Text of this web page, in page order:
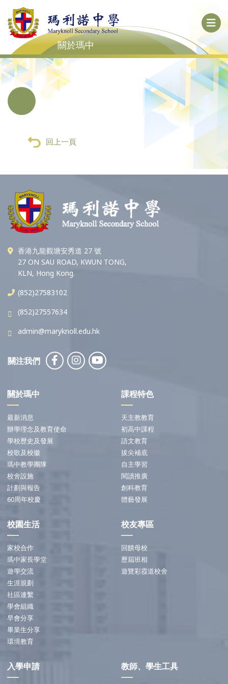
關於瑪中
回上一頁
香港九龍觀塘安秀道 27 號
27 ON SAU ROAD, KWUN TONG,
KLN, Hong Kong.
(852)27583102
(852)27557634
admin@maryknoll.edu.hk
關注我們
關於瑪中
最新消息
辦學理念及教育使命
學校歷史及發展
校歌及校徽
瑪中教學團隊
校舍設施
計劃與報告
60周年校慶
課程特色
天主教教育
初高中課程
語文教育
拔尖補底
自主學習
閱讀推廣
創科教育
體藝發展
校園生活
家校合作
瑪中家長學堂
遊學交流
生涯規劃
社區連繫
學會組織
早會分享
畢業生分享
環境教育
校友專區
回饋母校
歷屆班相
遊覽彩霞道校舍
入學申請 教師、學生工具